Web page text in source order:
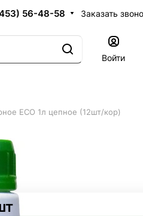
56-48-58 Заказать
Войти
ECO 1л цепное (12шт/кор)